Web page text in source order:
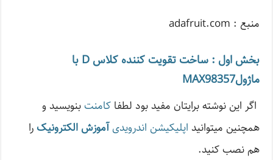
منبع : adafruit.com
بخش اول : ساخت تقویت کننده کلاس D با
ماژولMAX98357
اگر این نوشته‌ برایتان مفید بود لطفاکامنت بنویسید و
همچنین میتوانید اپلیکیشن اندرویدیآموزش الکترونیک را
هم نصب کنید.